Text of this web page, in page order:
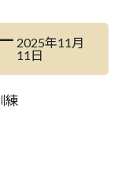
2025年11月
11日
練